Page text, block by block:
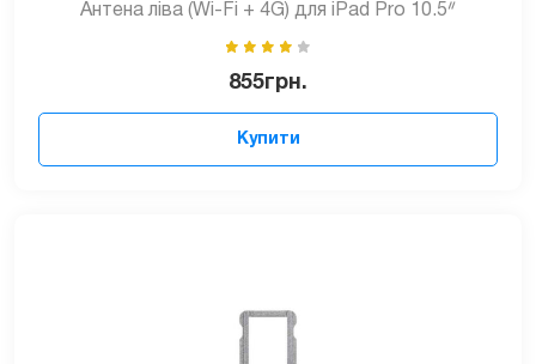
Антена ліва (Wi-Fi + 4G) для iPad Pro 10.5ᐥ
855грн.
Купити